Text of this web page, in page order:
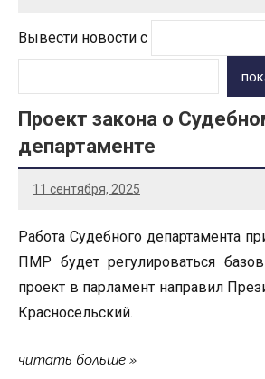
Вывести новости с
Проект закона о
департаменте
11 сентября, 2025
Работа Судебного департамента
ПМР будет регулироваться
проект в парламент направил
Красносельский.
читать больше